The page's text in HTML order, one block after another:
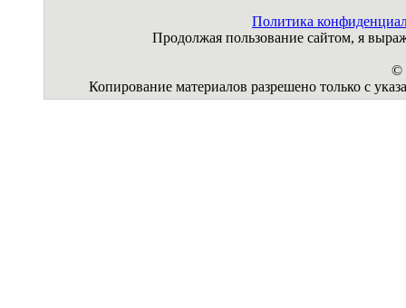
Политика
Продолжая пользование сайтом, я
©
Копирование материалов разрешено только с